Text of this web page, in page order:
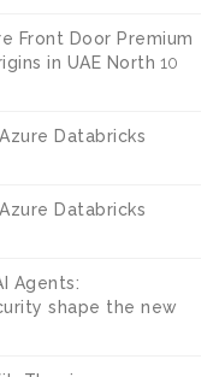
Front Door Premium
in UAE North 10
Databricks
Databricks
Agents:
shape the new